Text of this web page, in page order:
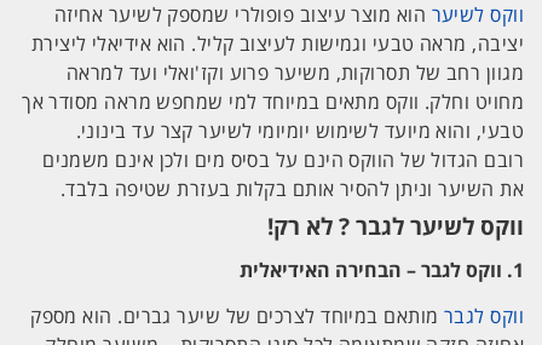
ווקס לשיער הוא מוצר עיצוב פופולרי שמספק לשיער אחיזה
יציבה, מראה טבעי וגמישות לעיצוב קליל. הוא אידיאלי ליצירת
מגוון רחב של תסרוקות, משיער פרוע וקז'ואלי ועד למראה
מחויט וחלק. ווקס מתאים במיוחד למי שמחפש מראה מסודר אך
טבעי, והוא מיועד לשימוש יומיומי לשיער קצר עד בינוני.
רובם הגדול של הווקס הינם על בסיס מים ולכן אינם משמנים
את השיער וניתן להסיר אותם בקלות בעזרת שטיפה בלבד.
ווקס לשיער לגבר ? לא רק!
1. ווקס לגבר – הבחירה האידיאלית
ווקס לגבר מותאם במיוחד לצרכים של שיער גברים. הוא מספק